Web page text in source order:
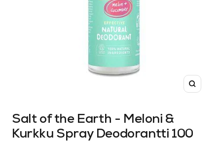
Salt of the Earth - Meloni &
Kurkku Spray Deodorantti 100